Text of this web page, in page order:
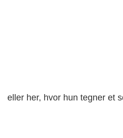
eller her, hvor hun tegner et